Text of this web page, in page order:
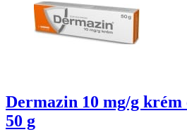
Dermazin 10 mg/g krém
50 g